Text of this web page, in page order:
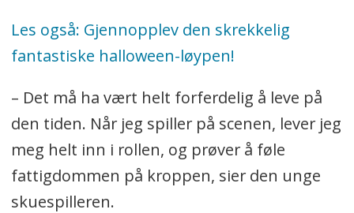
Les også: Gjennopplev den skrekkelig
fantastiske halloween-løypen!
– Det må ha vært helt forferdelig å leve på
den tiden. Når jeg spiller på scenen, lever jeg
meg helt inn i rollen, og prøver å føle
fattigdommen på kroppen, sier den unge
skuespilleren.